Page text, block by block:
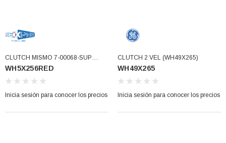
CLUTCH MISMO 7-00068-SUP
DESCONTINUADO (WH5X256RED)
WH5X256RED
Inicia sesión para conocer los precios
CLUTCH 2 VEL (WH49X265)
WH49X265
Inicia sesión para conocer los precios